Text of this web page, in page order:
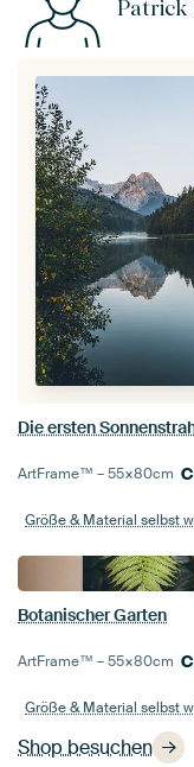
Patrick
Shop besuchen
Die ersten
ArtFrame™ –55×80cm
Größe & Material selbst
Botanischer Garten
ArtFrame™ –55×80cm
Größe & Material selbst